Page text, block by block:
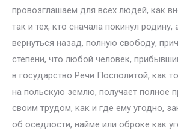
провозглашаем для всех людей, как
так и тех, кто сначала покинул
вернуться назад, полную свободу,
степени, что любой человек,
в государство Речи Посполитой, как
на польскую землю, получает полное
своим трудом, как и где ему угодно,
об оседлости, найме или оброке как